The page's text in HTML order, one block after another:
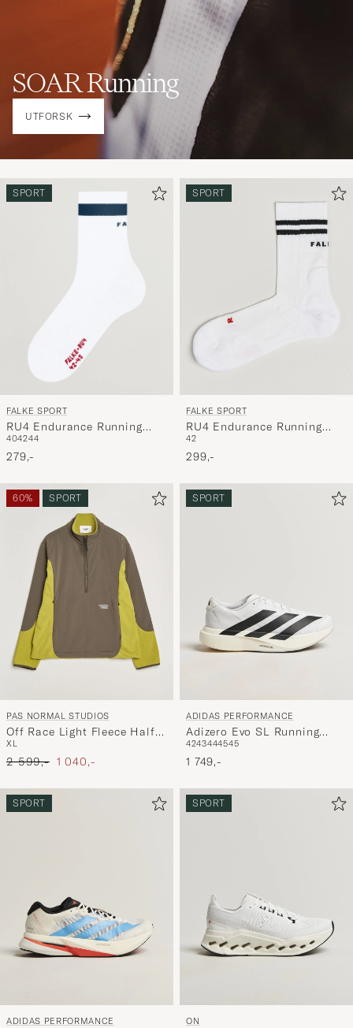
SPORT
FALKE SPORT
RU4 Endurance Running
Socks White
404244
279,-
SPORT
FALKE SPORT
RU4 Endurance Running
Socks White
42
299,-
60% SPORT
PAS NORMAL STUDIOS
Off Race Light Fleece Half
Zip Moss Green
XL
Ordinær pris
2 599,- Nedsatt pris
1 040,-
SPORT
ADIDAS PERFORMANCE
Adizero Evo SL Running
Sneaker White/Black
4243444545
1 749,-
SPORT
ADIDAS PERFORMANCE
SPORT
ON
SOAR Running
UTFORSK